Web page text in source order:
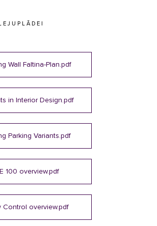
Wall Faltina-Plan.pdf
in Interior Design.pdf
Parking Variants.pdf
100 overview.pdf
Control overview.pdf